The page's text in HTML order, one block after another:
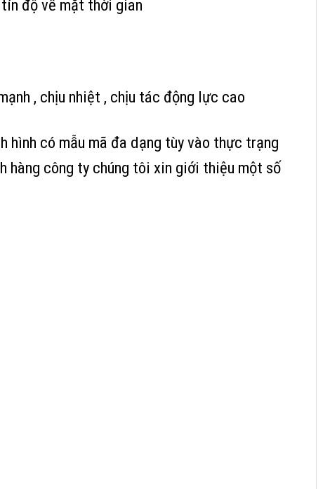
độ về mặt thời gian
, chịu nhiệt , chịu tác động lực cao
hình có mẫu mã đa dạng tùy vào thực trạng
hàng công ty chúng tôi xin giới thiệu một số